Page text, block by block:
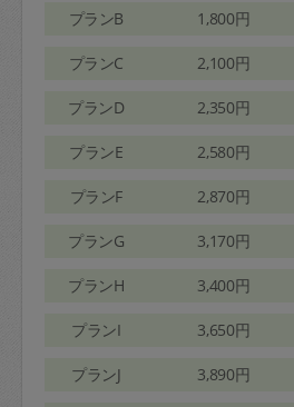
プランB 1,800円
プランC 2,100円
プランD 2,350円
プランE 2,580円
プランF 2,870円
プランG 3,170円
プランH 3,400円
プランI 3,650円
プランJ 3,890円